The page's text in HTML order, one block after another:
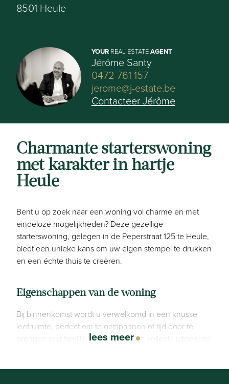
8501 Heule
YOUR REAL ESTATEAGENT
Jérôme Santy
0472 761 157
jerome@j-estate.be
Contacteer Jérôme
Charmante starterswoning
met karakter in hartje
Heule
Bent u op zoek naar een woning vol charme en met
eindeloze mogelijkheden? Deze gezellige
starterswoning, gelegen in de Peperstraat 125 te Heule,
biedt een unieke kans om uw eigen stempel te drukken
en een échte thuis te creëren.
Eigenschappen van de woning
Bij binnenkomst wordt u verwelkomd in een knusse
leefruimte, perfect om te ontspannen of tijd door te
brengen met familie en vrienden. De volledig uitgeruste
lees meer